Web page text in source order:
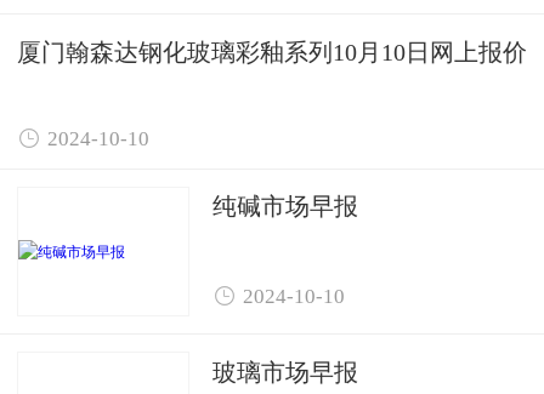
厦门翰森达钢化玻璃彩釉系列10月10日网上报价
 2024-10-10
纯碱市场早报
 2024-10-10
玻璃市场早报